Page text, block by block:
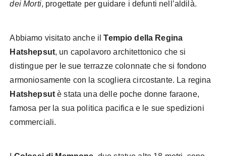
dei Morti, progettate per guidare i defunti nell’aldilà.
Abbiamo visitato anche ilTempio della Regina
Hatshepsut, un capolavoro architettonico che si
distingue per le sue terrazze colonnate che si fondono
armoniosamente con la scogliera circostante. La regina
Hatshepsutè stata una delle poche donne faraone,
famosa per la sua politica pacifica e le sue spedizioni
commerciali.